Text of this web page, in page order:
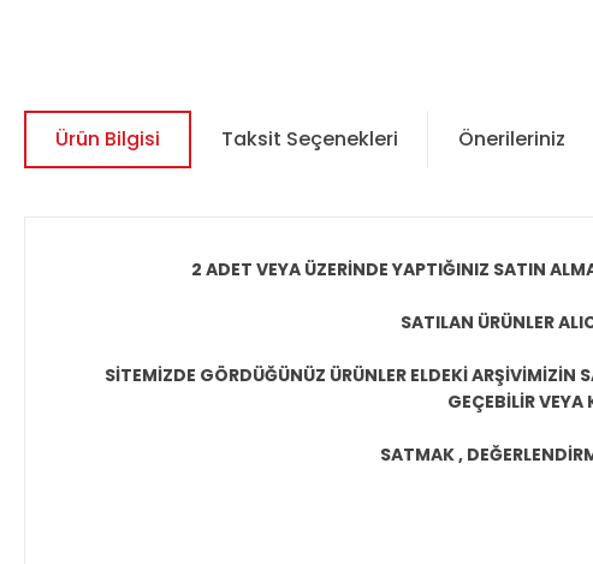
Ürün Bilgisi Taksit Seçenekleri Önerileriniz
2 ADET VEYA ÜZERİNDE YAPTIĞINIZ SATIN
SATILAN ÜRÜNLER
SİTEMİZDE GÖRDÜĞÜNÜZ ÜRÜNLER ELDEKİ
GEÇEBİLİR
SATMAK ,